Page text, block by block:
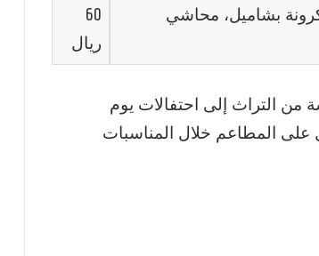
بشاميل، محاشي
60
ريال
التراث إلى احتفالات يوم
على المطاعم خلال المناسبات